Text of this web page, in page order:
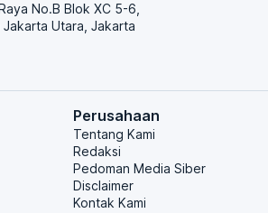
No.B Blok XC 5-6,
Utara, Jakarta
Perusahaan
Tentang Kami
Redaksi
Pedoman Media Siber
Disclaimer
Kontak Kami